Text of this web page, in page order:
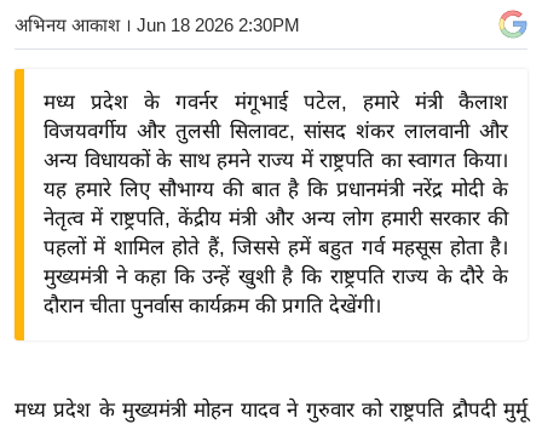
ज़
ने
द्यो
वि
ज्ञ
अभिनय आकाश। Jun 18 2026 2:30PM
मध्य प्रदेश के गवर्नर मंगूभाई पटेल, हमारे मंत्री कैलाश
विजयवर्गीय और तुलसी सिलावट, सांसद शंकर लालवानी और
अन्य विधायकों के साथ हमने राज्य में राष्ट्रपति का स्वागत किया।
यह हमारे लिए सौभाग्य की बात है कि प्रधानमंत्री नरेंद्र मोदी के
नेतृत्व में राष्ट्रपति, केंद्रीय मंत्री और अन्य लोग हमारी सरकार की
पहलों में शामिल होते हैं, जिससे हमें बहुत गर्व महसूस होता है।
मुख्यमंत्री ने कहा कि उन्हें खुशी है कि राष्ट्रपति राज्य के दौरे के
दौरान चीता पुनर्वास कार्यक्रम की प्रगति देखेंगी।
मध्य प्रदेश के मुख्यमंत्री मोहन यादव ने गुरुवार को राष्ट्रपति द्रौपदी मुर्मू